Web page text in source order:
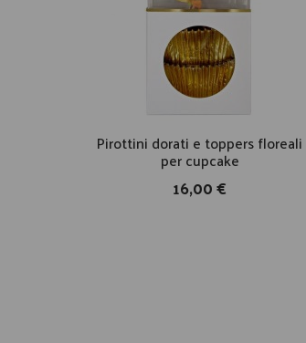
Pirottini dorati e toppers floreali
per cupcake
16,00 €